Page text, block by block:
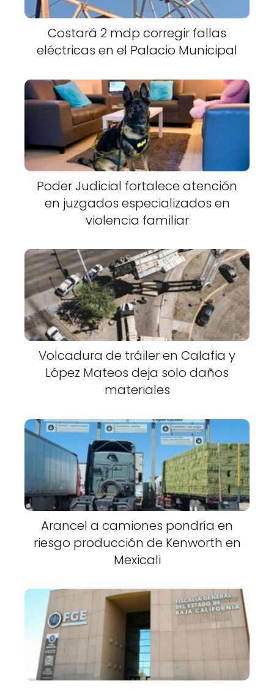
Costará 2 mdp corregir fallas
eléctricas en el Palacio Municipal
Poder Judicial fortalece atención
en juzgados especializados en
violencia familiar
Volcadura de tráiler en Calafia y
López Mateos deja solo daños
materiales
Arancel a camiones pondría en
riesgo producción de Kenworth en
Mexicali